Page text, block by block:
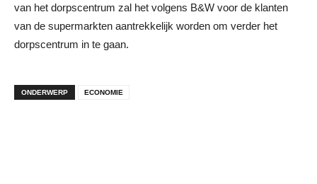
van het dorpscentrum zal het volgens B&W voor de klanten
van de supermarkten aantrekkelijk worden om verder het
dorpscentrum in te gaan.
ONDERWERP ECONOMIE